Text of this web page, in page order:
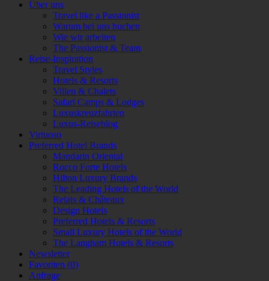
Über uns
Travel like a Passionist
Warum bei uns buchen
Wie wir arbeiten
The Passionist & Team
Reise-Inspiration
Travel Styles
Hotels & Resorts
Villen & Chalets
Safari Camps & Lodges
Luxuskreuzfahrten
Luxus-Reiseblog
Virtuoso
Preferred Hotel Brands
Mandarin Oriental
Rocco Forte Hotels
Hilton Luxury Brands
The Leading Hotels of the World
Relais & Châteaux
Design Hotels
Preferred Hotels & Resorts
Small Luxury Hotels of the World
The Langham Hotels & Resorts
Newsletter
Favoriten (0)
Anfrage